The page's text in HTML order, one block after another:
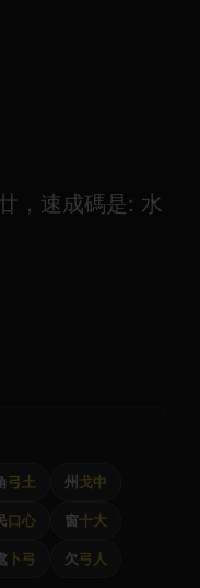
，速成碼是: 水
弓土 州 戈中
口心 窗十大
卜弓 欠弓人